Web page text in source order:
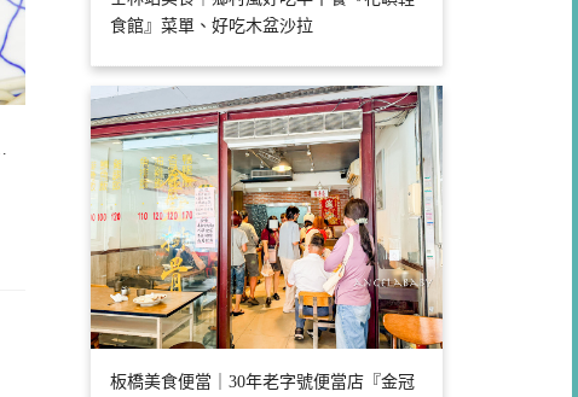
食館』菜單、好吃木盆沙拉
板橋美食便當｜30年老字號便當店『金冠